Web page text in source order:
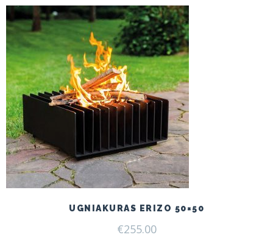
UGNIAKURAS ERIZO 50×50
€255.00